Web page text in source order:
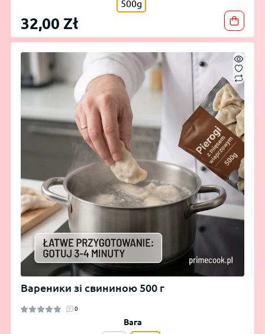
500g
32,00 Zł
Вареники зі свининою 500 г
0
Вага